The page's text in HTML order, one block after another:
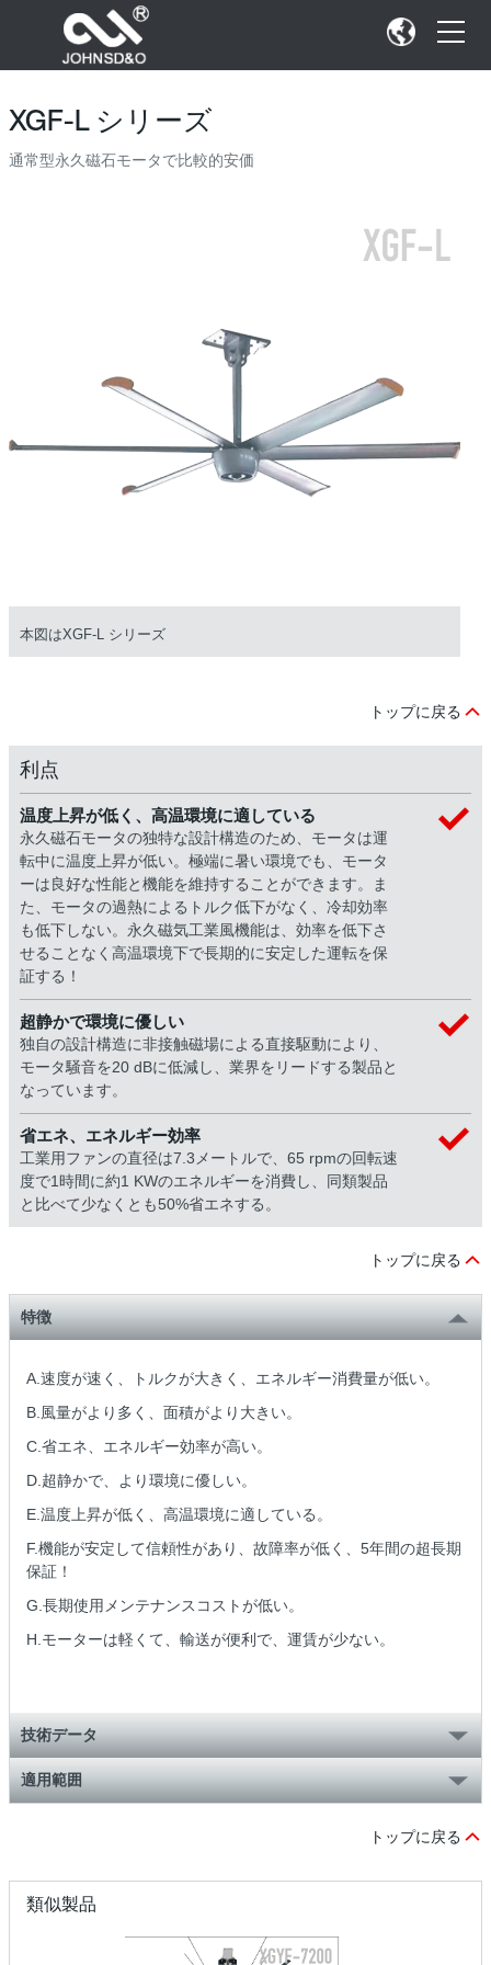
XGF-L シリーズ
通常型永久磁石モータで比較的安価
本図はXGF-L シリーズ
トップに戻る
利点
温度上昇が低く、高温環境に適している
永久磁石モータの独特な設計構造のため、モータは運
転中に温度上昇が低い。極端に暑い環境でも、モータ
ーは良好な性能と機能を維持することができます。ま
た、モータの過熱によるトルク低下がなく、冷却効率
も低下しない。永久磁気工業風機能は、効率を低下さ
せることなく高温環境下で長期的に安定した運転を保
証する！
超静かで環境に優しい
独自の設計構造に非接触磁場による直接駆動により、
モータ騒音を20 dBに低減し、業界をリードする製品と
なっています。
省エネ、エネルギー効率
工業用ファンの直径は7.3メートルで、65 rpmの回転速
度で1時間に約1 KWのエネルギーを消費し、同類製品
と比べて少なくとも50%省エネする。
トップに戻る
特徴
A.速度が速く、トルクが大きく、エネルギー消費量が低い。
B.風量がより多く、面積がより大きい。
C.省エネ、エネルギー効率が高い。
D.超静かで、より環境に優しい。
E.温度上昇が低く、高温環境に適している。
F.機能が安定して信頼性があり、故障率が低く、5年間の超長期
保証！
G.長期使用メンテナンスコストが低い。
H.モーターは軽くて、輸送が便利で、運賃が少ない。
技術データ
適用範囲
トップに戻る
類似製品